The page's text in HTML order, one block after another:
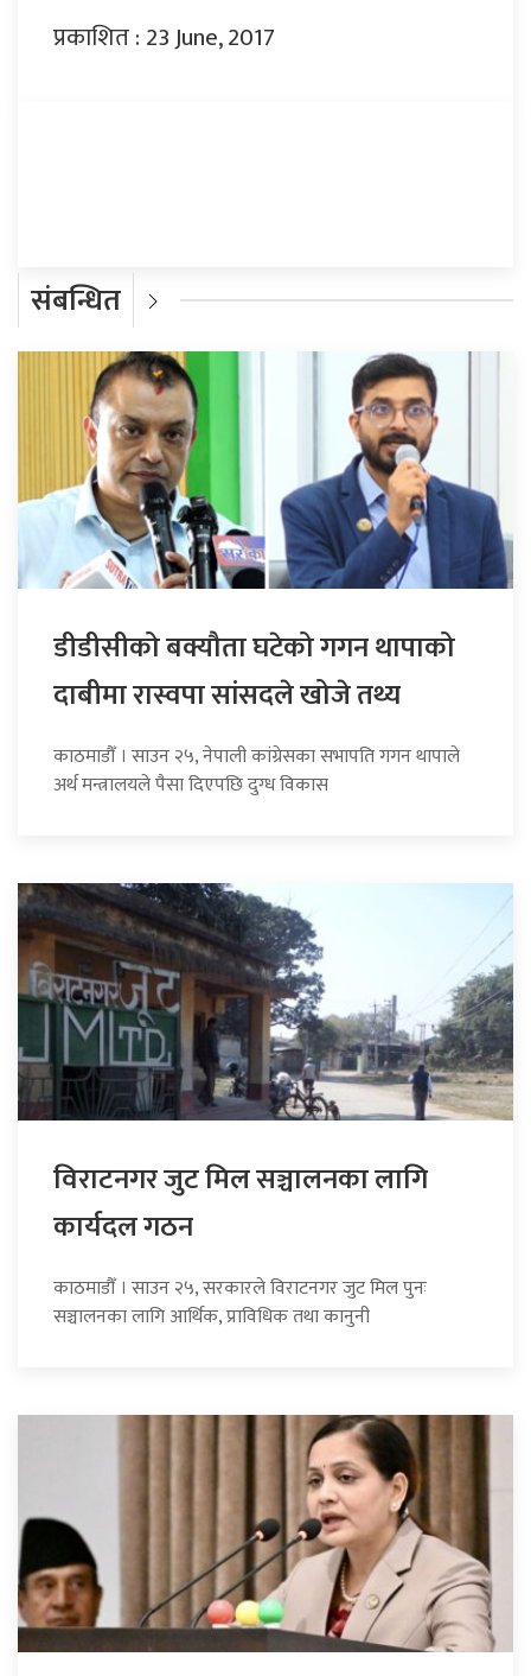
प्रकाशित : 23 June, 2017
संबन्धित
डीडीसीको बक्यौता घटेको गगन थापाको
दाबीमा रास्वपा सांसदले खोजे तथ्य
काठमाडौँ । साउन २५, नेपाली कांग्रेसका सभापति गगन थापाले
अर्थ मन्त्रालयले पैसा दिएपछि दुग्ध विकास
विराटनगर जुट मिल सञ्चालनका लागि
कार्यदल गठन
काठमाडौँ । साउन २५, सरकारले विराटनगर जुट मिल पुनः
सञ्चालनका लागि आर्थिक, प्राविधिक तथा कानुनी